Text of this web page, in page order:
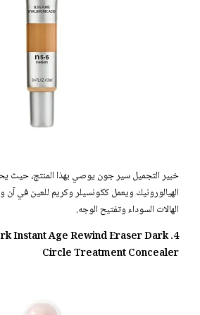
خبير التجميل سير جون يوصي بهذا المنتج،
الهيالورونيك ويعمل ككونسيلر وكريم للعين في آن
الهالات السوداء وتفتيح الوجه.
Instant Age Rewind Eraser Dark
Circle Treatment Concealer